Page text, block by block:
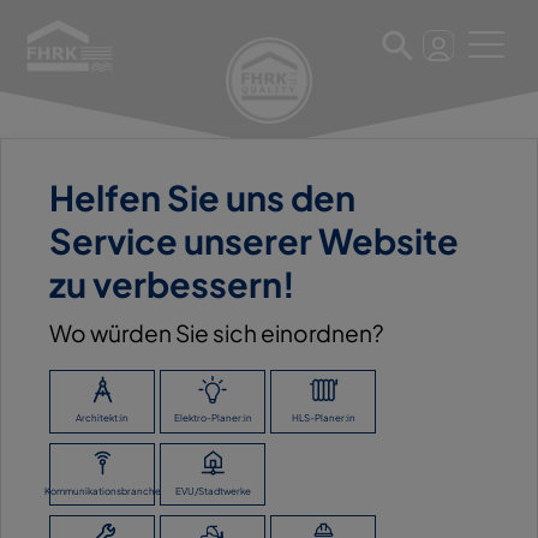
Helfen Sie uns den
Service unserer Website
zu verbessern!
Wo würden Sie sich einordnen?
Architekt:in Elektro-Planer:in HLS-Planer:in
Kommunikationsbranche EVU/Stadtwerke
6. März 2023
BAUKING OSTFALEN GMBH
BAUSTOFFHANDEL CELLE
ZURÜCK ZUR ÜBERSICHT